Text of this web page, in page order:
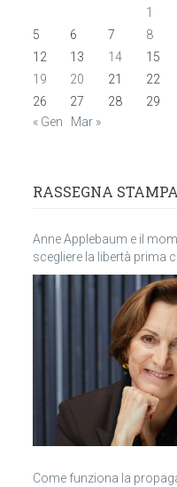
1
5
6 7 8
12
13 14 15
19
20 21 22
26
27 28
29
« Gen
Mar »
RASSEGNA STAMPA
Anne Applebaum e il
scegliere la libertà prima
Come funziona la